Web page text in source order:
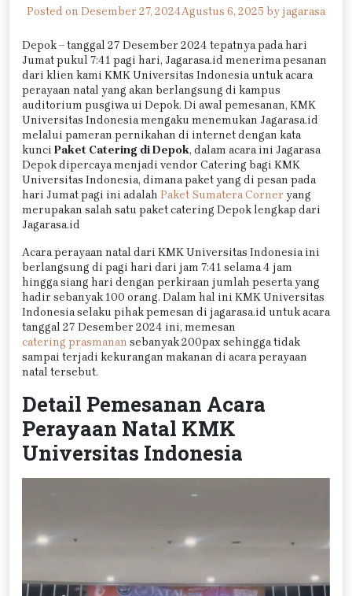
Posted on Desember 27, 2024Agustus 6, 2025 by jagarasa
Depok – tanggal 27 Desember 2024 tepatnya pada hari
Jumat pukul 7:41 pagi hari, Jagarasa.id menerima pesanan
dari klien kami KMK Universitas Indonesia untuk acara
perayaan natal yang akan berlangsung di kampus
auditorium pusgiwa ui Depok. Di awal pemesanan, KMK
Universitas Indonesia mengaku menemukan Jagarasa.id
melalui pameran pernikahan di internet dengan kata
kunci Paket Catering di Depok, dalam acara ini Jagarasa
Depok dipercaya menjadi vendor Catering bagi KMK
Universitas Indonesia, dimana paket yang di pesan pada
hari Jumat pagi ini adalah Paket Sumatera Corner yang
merupakan salah satu paket catering Depok lengkap dari
Jagarasa.id
Acara perayaan natal dari KMK Universitas Indonesia ini
berlangsung di pagi hari dari jam 7:41 selama 4 jam
hingga siang hari dengan perkiraan jumlah peserta yang
hadir sebanyak 100 orang. Dalam hal ini KMK Universitas
Indonesia selaku pihak pemesan di jagarasa.id untuk acara
tanggal 27 Desember 2024 ini, memesan
catering prasmanan sebanyak 200pax sehingga tidak
sampai terjadi kekurangan makanan di acara perayaan
natal tersebut.
Detail Pemesanan Acara
Perayaan Natal KMK
Universitas Indonesia